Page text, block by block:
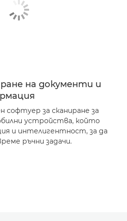
на документи и
за сканиране за
устройства, който
и интелигентност, за да
ръчни задачи.